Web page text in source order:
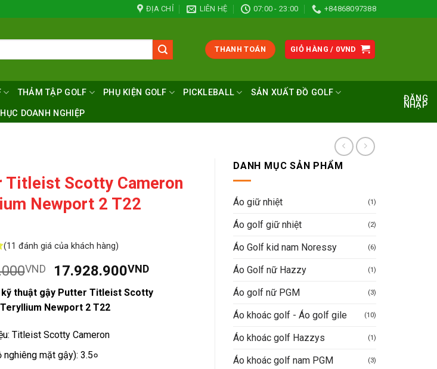
ĐỊA CHỈ LIÊN HỆ 07:00 - 23:00 +84868097388
THANH TOÁN GIỎ HÀNG / 0VND
THẢM TẬP GOLF PHỤ KIỆN GOLF PICKLEBALL SẢN XUẤT ĐỒ GOLF
DOANH NGHIỆP
ĐĂNG
NHẬP
DANH MỤC SẢN PHẨM
Áo giữ nhiệt (1)
Áo golf giữ nhiệt (2)
Áo Golf kid nam Noressy (6)
Áo Golf nữ Hazzy (1)
Áo golf nữ PGM (3)
Áo khoác golf - Áo golf gile (10)
Áo khoác golf Hazzys (1)
Áo khoác golf nam PGM (3)
Titleist Scotty Cameron
Newport 2 T22
(11 đánh giá của khách hàng)
VND
Giá
gốc
là:
19.921.000VND.
17.928.900VNDGiá
tại
thuật gậy Putter Titleist Scotty
Newport 2 T22
Titleist Scotty Cameron
nghiêng mặt gậy): 3.5०